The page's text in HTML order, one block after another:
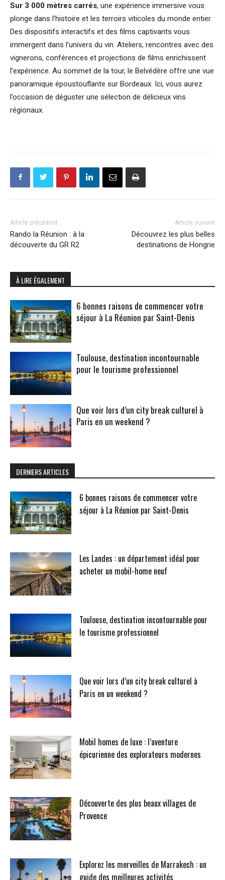
Sur 3 000 mètres carrés, une expérience immersive vous
plonge dans l’histoire et les terroirs viticoles du monde entier.
Des dispositifs interactifs et des films captivants vous
immergent dans l’univers du vin. Ateliers, rencontres avec des
vignerons, conférences et projections de films enrichissent
l’expérience. Au sommet de la tour, le Belvédère offre une vue
panoramique époustouflante sur Bordeaux. Ici, vous aurez
l’occasion de déguster une sélection de délicieux vins
régionaux.
Article précédent
Rando la Réunion : à la
découverte du GR R2
Article suivant
Découvrez les plus belles
destinations de Hongrie
À LIRE ÉGALEMENT
6 bonnes raisons de commencer votre
séjour à La Réunion par Saint-Denis
Toulouse, destination incontournable
pour le tourisme professionnel
Que voir lors d’un city break culturel à
Paris en un weekend ?
DERNIERS ARTICLES
6 bonnes raisons de commencer votre
séjour à La Réunion par Saint-Denis
Les Landes : un département idéal pour
acheter un mobil-home neuf
Toulouse, destination incontournable pour
le tourisme professionnel
Que voir lors d’un city break culturel à
Paris en un weekend ?
Mobil homes de luxe : l’aventure
épicurienne des explorateurs modernes
Découverte des plus beaux villages de
Provence
Explorez les merveilles de Marrakech : un
guide des meilleures activités